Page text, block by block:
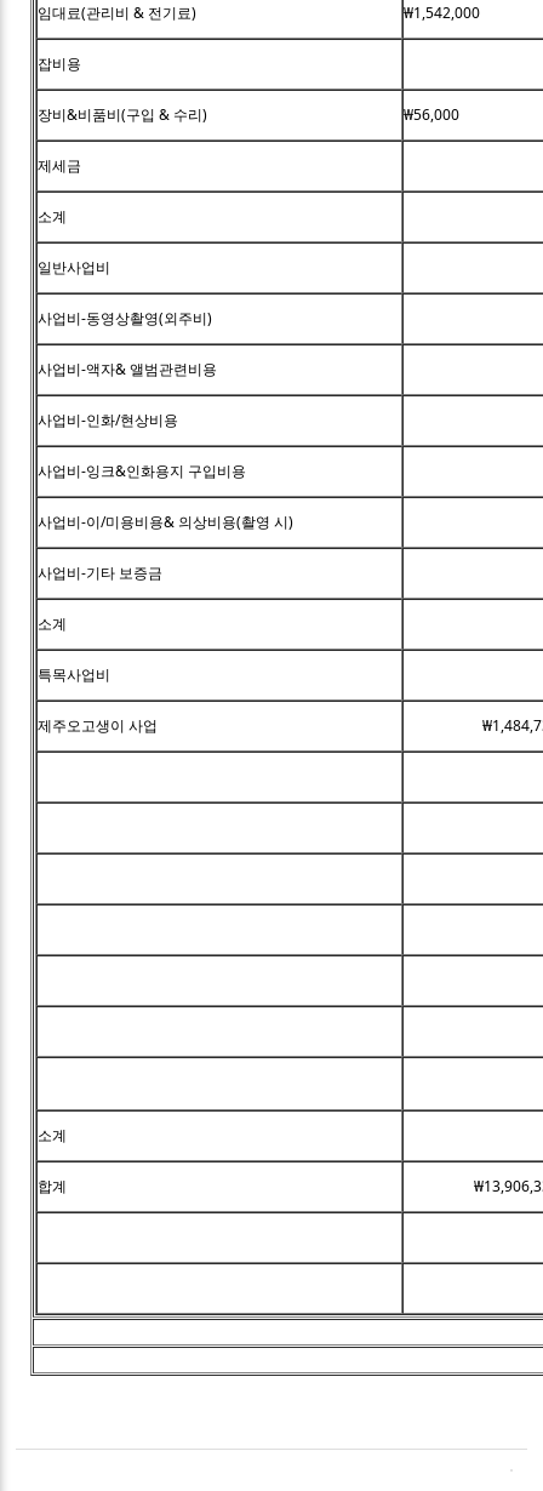
임대료(관리비 & 전기료) ₩1,542,000
잡비용
장비&비품비(구입 & 수리) ₩56,000
제세금
소계
일반사업비
사업비-동영상촬영(외주비)
사업비-액자& 앨범관련비용
사업비-인화/현상비용
사업비-잉크&인화용지 구입비용
사업비-이/미용비용& 의상비용(촬영 시)
사업비-기타 보증금
소계
특목사업비
제주오고생이 사업
소계
합계